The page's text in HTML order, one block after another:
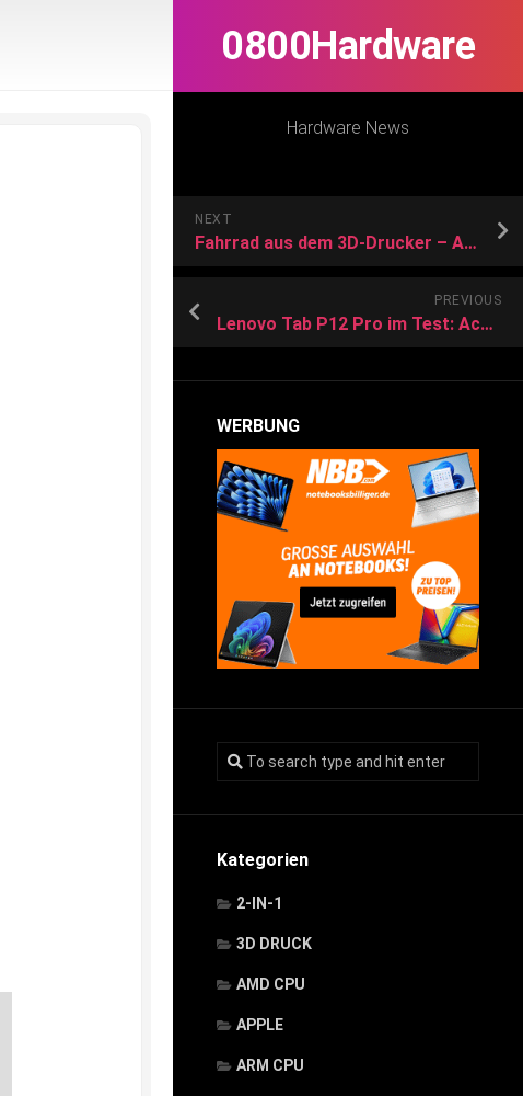
0800Hardware
Hardware News
NEXT
Fahrrad aus dem 3D-Drucker – Anycubic Kobra Max liefert Teile für Olympia 2024
PREVIOUS
Lenovo Tab P12 Pro im Test: Achtung, Samsung! So günstig kann ein gutes Tablet mit Stift sein
WERBUNG
Kategorien
2-IN-1
3D DRUCK
AMD CPU
APPLE
ARM CPU